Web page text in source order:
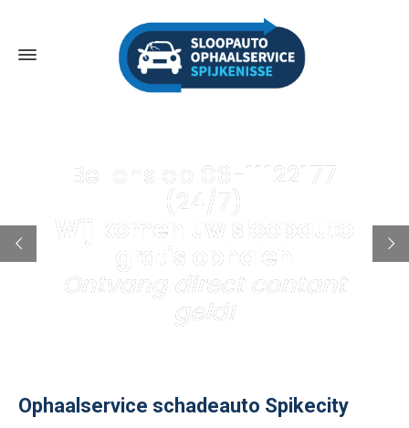
Bel ons op 06-11122177
(24/7)
Wij komen uw sloopauto
gratis ophalen
Ontvang direct contant
geld!
Ophaalservice schadeauto Spikecity